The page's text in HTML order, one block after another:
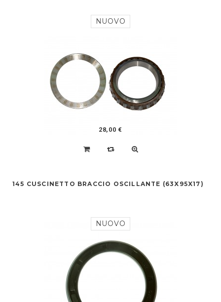
NUOVO
28,00 €
145 CUSCINETTO BRACCIO OSCILLANTE (63X95X17)
NUOVO